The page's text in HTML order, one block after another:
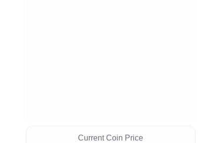
Current Coin Price